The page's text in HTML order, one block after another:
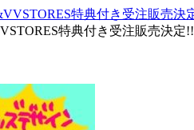
特典付き受注販売決定!!